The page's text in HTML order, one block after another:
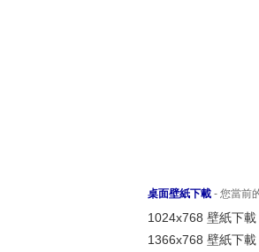
桌面壁紙下載 - 您當前
1024x768 壁紙下載
1366x768 壁紙下載